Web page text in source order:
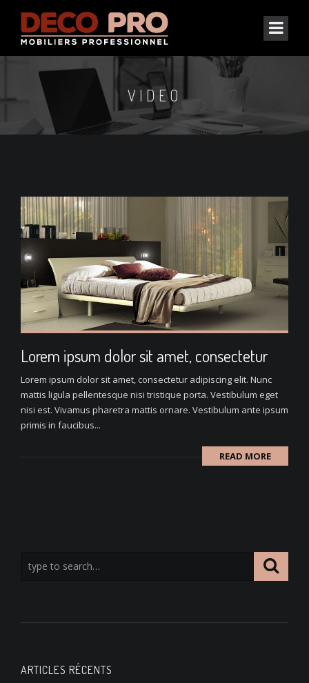
VIDEO
Lorem ipsum dolor sit amet, consectetur
Lorem ipsum dolor sit amet, consectetur adipiscing elit. Nunc
mattis ligula pellentesque nisi tristique porta. Vestibulum eget
nisi est. Vivamus pharetra mattis ornare. Vestibulum ante ipsum
primis in faucibus...
READ MORE
ARTICLES RÉCENTS